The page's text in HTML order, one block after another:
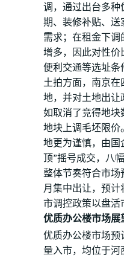
调，通过出台多
期、装修补贴、送
需求；在租金下
增多，因此对性价
便利交通等选址条
土拍方面，南京
地，并对土地出让
如取消了竞得地
地块上调毛坯限
地更为谨慎，由国
顶”摇号成交，八
整体节奏符合市
月集中出让，预
市调控政策以盘活
优质办公楼市场展
优质办公楼市场预
量入市，均位于